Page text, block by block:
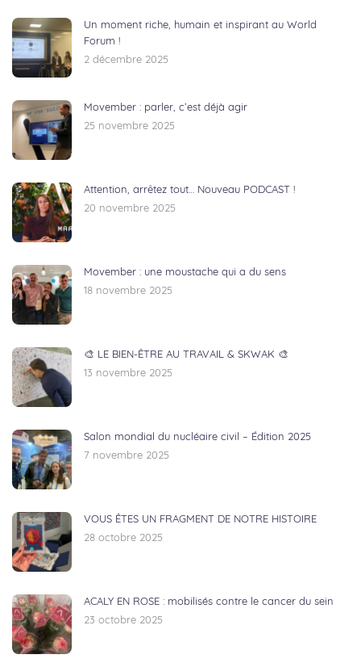
Un moment riche, humain et inspirant au World
Forum !
2 décembre 2025
Movember : parler, c’est déjà agir
25 novembre 2025
Attention, arrêtez tout… Nouveau PODCAST !
20 novembre 2025
Movember : une moustache qui a du sens
18 novembre 2025
🎨 LE BIEN-ÊTRE AU TRAVAIL & SKWAK 🎨
13 novembre 2025
Salon mondial du nucléaire civil – Édition 2025
7 novembre 2025
VOUS ÊTES UN FRAGMENT DE NOTRE HISTOIRE
28 octobre 2025
ACALY EN ROSE : mobilisés contre le cancer du sein
23 octobre 2025